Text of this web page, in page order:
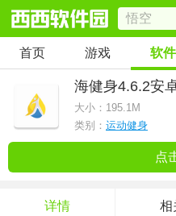
首页 游戏 软件
海健身4.6.2安
大小： 195.1M
类别： 运动健身
点
详情 相